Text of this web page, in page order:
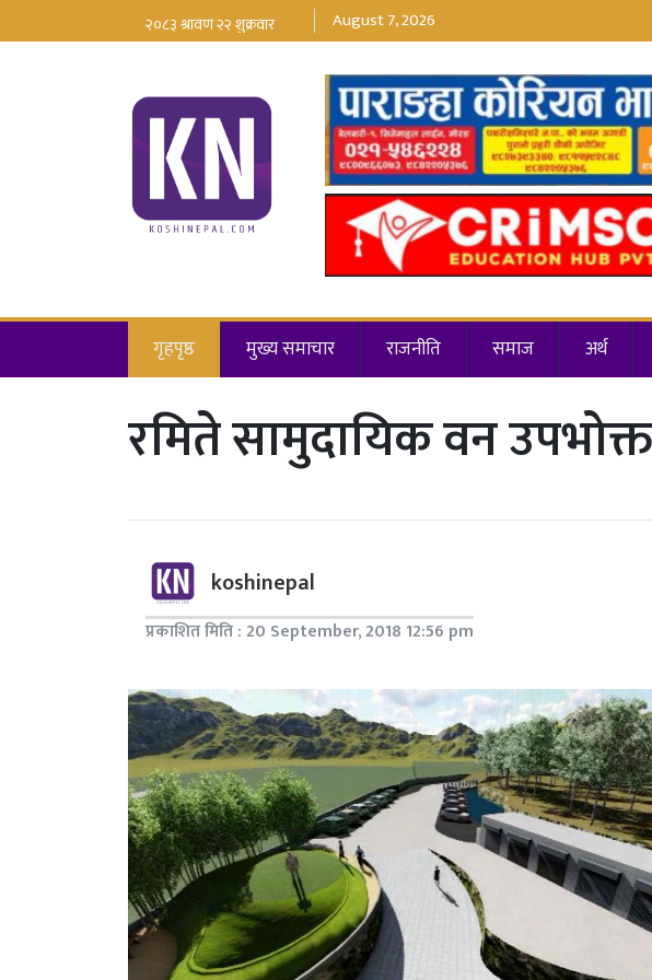
August 7, 2026
गृहपृष्ठ मुख्य समाचार राजनीति समाज अर्थ
रमिते सामुदायिक वन
koshinepal
प्रकाशित मिति : 20 September, 2018 12:56 pm